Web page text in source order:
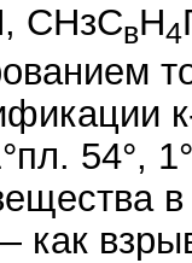
СНзСвН4
54°,
в
как